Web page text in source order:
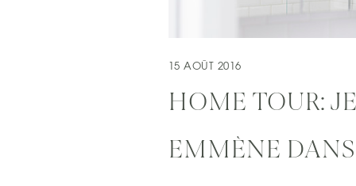
15 AOÛT 2016
HOME TOUR:
EMMÈNE